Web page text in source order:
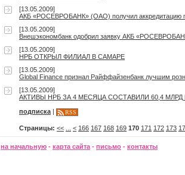
[13.05.2009]
АКБ «РОСЕВРОБАНК» (ОАО) получил аккредитацию
[13.05.2009]
Внешэкономбанк одобрил заявку АКБ
[13.05.2009]
НРБ ОТКРЫЛ ФИЛИАЛ В САМАРЕ
[13.05.2009]
Global Finance признал Райффайзенбанк лучшим
[13.05.2009]
АКТИВЫ НРБ ЗА 4 МЕСЯЦА СОСТАВИЛИ 60,4 МЛРД
подписка | RSS
Страницы: << < 166 167 168 169 170 171 172 173
на начальную - карта сайта - письмо - контакты